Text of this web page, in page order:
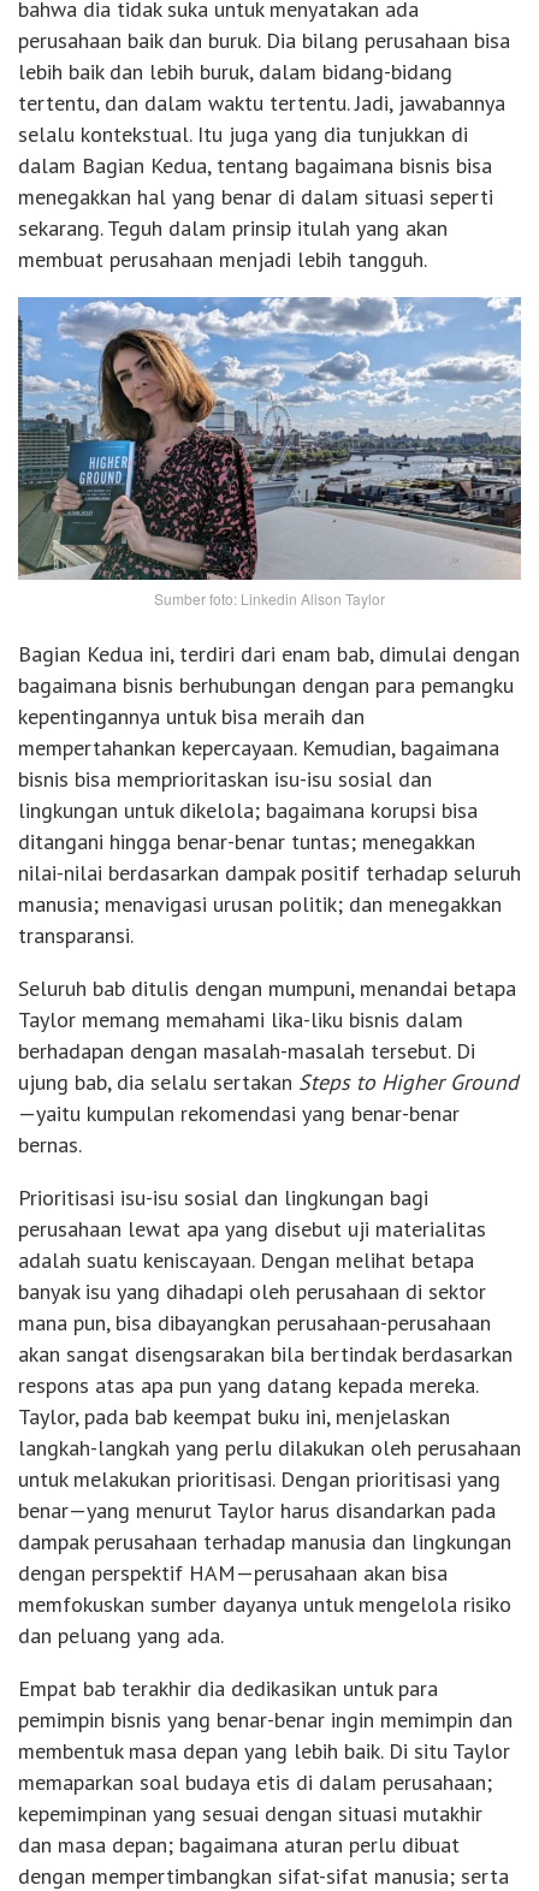
bahwa dia tidak suka untuk menyatakan ada
perusahaan baik dan buruk. Dia bilang perusahaan bisa
lebih baik dan lebih buruk, dalam bidang-bidang
tertentu, dan dalam waktu tertentu. Jadi, jawabannya
selalu kontekstual. Itu juga yang dia tunjukkan di
dalam Bagian Kedua, tentang bagaimana bisnis bisa
menegakkan hal yang benar di dalam situasi seperti
sekarang. Teguh dalam prinsip itulah yang akan
membuat perusahaan menjadi lebih tangguh.
Sumber foto: Linkedin Alison Taylor
Bagian Kedua ini, terdiri dari enam bab, dimulai dengan
bagaimana bisnis berhubungan dengan para pemangku
kepentingannya untuk bisa meraih dan
mempertahankan kepercayaan. Kemudian, bagaimana
bisnis bisa memprioritaskan isu-isu sosial dan
lingkungan untuk dikelola; bagaimana korupsi bisa
ditangani hingga benar-benar tuntas; menegakkan
nilai-nilai berdasarkan dampak positif terhadap seluruh
manusia; menavigasi urusan politik; dan menegakkan
transparansi.
Seluruh bab ditulis dengan mumpuni, menandai betapa
Taylor memang memahami lika-liku bisnis dalam
berhadapan dengan masalah-masalah tersebut. Di
ujung bab, dia selalu sertakan Steps to Higher Ground
—yaitu kumpulan rekomendasi yang benar-benar
bernas.
Prioritisasi isu-isu sosial dan lingkungan bagi
perusahaan lewat apa yang disebut uji materialitas
adalah suatu keniscayaan. Dengan melihat betapa
banyak isu yang dihadapi oleh perusahaan di sektor
mana pun, bisa dibayangkan perusahaan-perusahaan
akan sangat disengsarakan bila bertindak berdasarkan
respons atas apa pun yang datang kepada mereka.
Taylor, pada bab keempat buku ini, menjelaskan
langkah-langkah yang perlu dilakukan oleh perusahaan
untuk melakukan prioritisasi. Dengan prioritisasi yang
benar—yang menurut Taylor harus disandarkan pada
dampak perusahaan terhadap manusia dan lingkungan
dengan perspektif HAM—​perusahaan akan bisa
memfokuskan sumber dayanya untuk mengelola risiko
dan peluang yang ada.
Empat bab terakhir dia dedikasikan untuk para
pemimpin bisnis yang benar-benar ingin memimpin dan
membentuk masa depan yang lebih baik. Di situ Taylor
memaparkan soal budaya etis di dalam perusahaan;
kepemimpinan yang sesuai dengan situasi mutakhir
dan masa depan; bagaimana aturan perlu dibuat
dengan mempertimbangkan sifat-sifat manusia; serta